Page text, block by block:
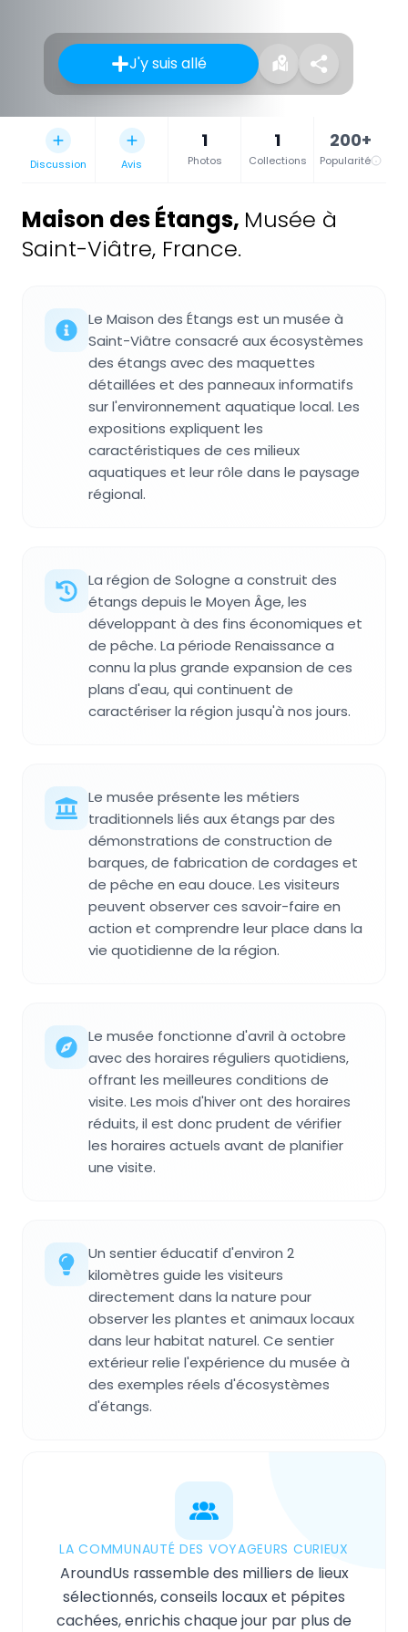
J'y suis allé
Discussion Avis
1
Photos
1
Collections
200+
Popularité
Maison des Étangs, Musée à
Saint-Viâtre, France.
Le Maison des Étangs est un musée à
Saint-Viâtre consacré aux écosystèmes
des étangs avec des maquettes
détaillées et des panneaux informatifs
sur l'environnement aquatique local. Les
expositions expliquent les
caractéristiques de ces milieux
aquatiques et leur rôle dans le paysage
régional.
La région de Sologne a construit des
étangs depuis le Moyen Âge, les
développant à des fins économiques et
de pêche. La période Renaissance a
connu la plus grande expansion de ces
plans d'eau, qui continuent de
caractériser la région jusqu'à nos jours.
Le musée présente les métiers
traditionnels liés aux étangs par des
démonstrations de construction de
barques, de fabrication de cordages et
de pêche en eau douce. Les visiteurs
peuvent observer ces savoir-faire en
action et comprendre leur place dans la
vie quotidienne de la région.
Le musée fonctionne d'avril à octobre
avec des horaires réguliers quotidiens,
offrant les meilleures conditions de
visite. Les mois d'hiver ont des horaires
réduits, il est donc prudent de vérifier
les horaires actuels avant de planifier
une visite.
Un sentier éducatif d'environ 2
kilomètres guide les visiteurs
directement dans la nature pour
observer les plantes et animaux locaux
dans leur habitat naturel. Ce sentier
extérieur relie l'expérience du musée à
des exemples réels d'écosystèmes
d'étangs.
LA COMMUNAUTÉ DES VOYAGEURS CURIEUX
AroundUs rassemble des milliers de lieux
sélectionnés, conseils locaux et pépites
cachées, enrichis chaque jour par plus de